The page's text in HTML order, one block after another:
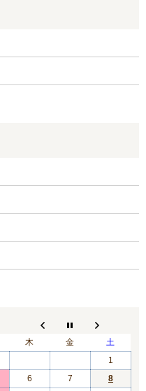
木 金
土
1
6 7
8